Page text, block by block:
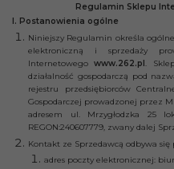
Regulamin Sklepu
I. Postanowienia ogólne
Niniejszy Regulamin określa
elektroniczną i sprzedaży
Internetowegowww.262.pl.
działalność gospodarczą pod
rejestru przedsiębiorców
Gospodarczej prowadzonej przez
adresem ul. Mrzygłodzka 25
REGON:240607779, zwany dalej
Kontakt ze Sprzedawcą odbywa się
adres poczty elektronicznej: